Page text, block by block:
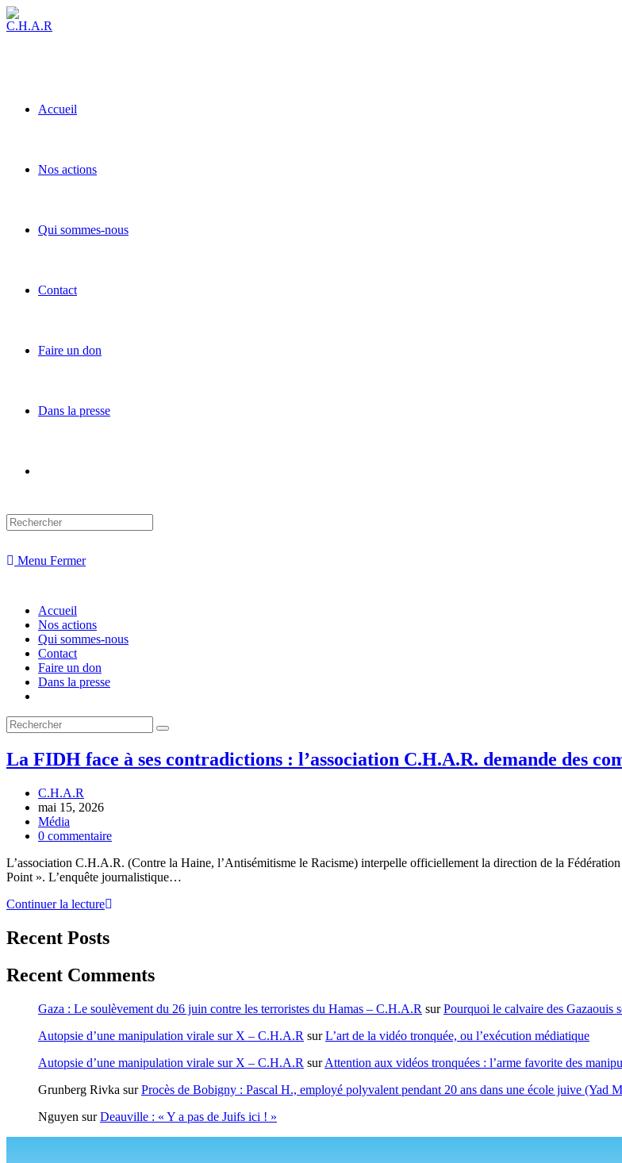
Accueil
Nos actions
Qui sommes-nous
Contact
Faire un don
Dans la presse
Menu Fermer
Accueil
Nos actions
Qui sommes-nous
Contact
Faire un don
Dans la presse
La FIDH face à ses contradictions : l’association C.H.A.R. demande des
C.H.A.R
mai 15, 2026
Média
0 commentaire
L’association C.H.A.R. (Contre la Haine, l’Antisémitisme le Racisme) interpelle officiellement la direction de la
Point ». ​L’enquête journalistique…
Continuer la lecture
Recent Posts
Recent Comments
Gaza : Le soulèvement du 26 juin contre les terroristes du Hamas – C.H.A.R surPourquoi le calvaire des Gazaouis
Autopsie d’une manipulation virale sur X – C.H.A.R surL’art de la vidéo tronquée, ou l’exécution médiatique
Autopsie d’une manipulation virale sur X – C.H.A.R surAttention aux vidéos tronquées : l’arme favorite des
Grunberg Rivka surProcès de Bobigny : Pascal H., employé polyvalent pendant 20 ans dans une école juive (Yad
Nguyen surDeauville : « Y a pas de Juifs ici ! »